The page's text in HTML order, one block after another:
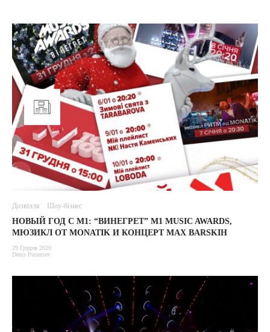
Дозвілля Шоу-бізнес
НОВЫЙ ГОД С М1: “ВИНЕГРЕТ” M1 MUSIC AWARDS,
МЮЗИКЛ ОТ MONATIK И КОНЦЕРТ MAX BARSKIH
29 Грудня 2020
Denis Putintsev